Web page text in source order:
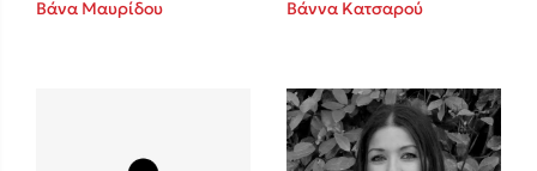
Sebastian Fitzek
Βάνα Μαυρίδου Βάννα Κατσαρού